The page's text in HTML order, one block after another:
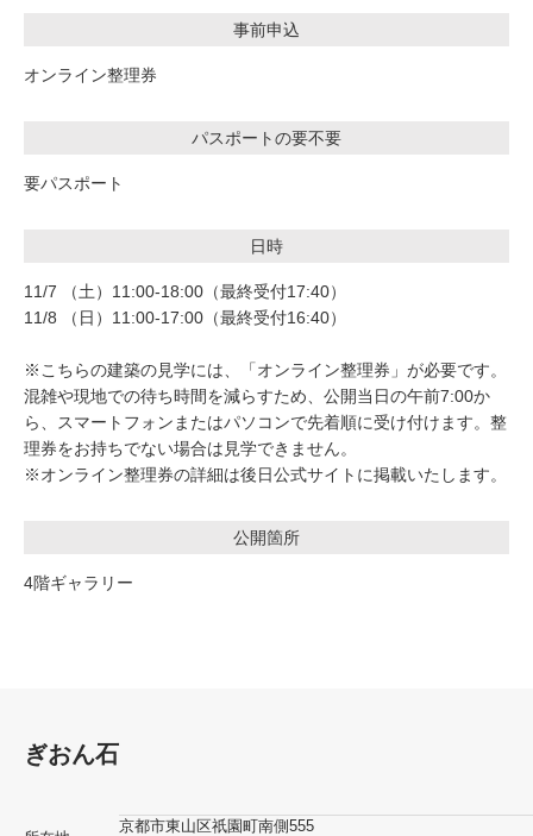
事前申込
オンライン整理券
パスポートの要不要
要パスポート
日時
11/7 （土）11:00-18:00（最終受付17:40）
11/8 （日）11:00-17:00（最終受付16:40）
※こちらの建築の見学には、「オンライン整理券」が必要です。
混雑や現地での待ち時間を減らすため、公開当日の午前7:00か
ら、スマートフォンまたはパソコンで先着順に受け付けます。整
理券をお持ちでない場合は見学できません。
※オンライン整理券の詳細は後日公式サイトに掲載いたします。
公開箇所
4階ギャラリー
ぎおん石
京都市東山区祇園町南側555